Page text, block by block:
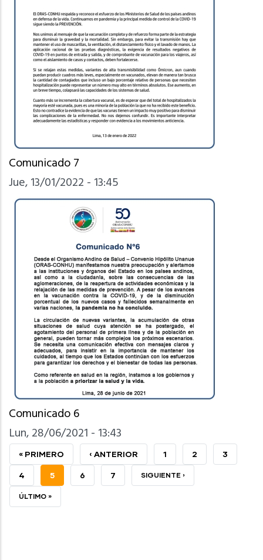
Comunicado 7
Jue, 13/01/2022 - 13:45
Comunicado 6
Lun, 28/06/2021 - 13:43
PRIMERA
PÁGINA
« PRIMERO
PÁGINA
ANTERIOR
‹ ANTERIOR PAGE
1 PAGE
2 PAGE
3
PAGE
4
PÁGINA
ACTUAL
5 PAGE
6 PAGE
7 SIGUIENTE
SIGUIENTE ›
ÚLTIMA
ÚLTIMO »